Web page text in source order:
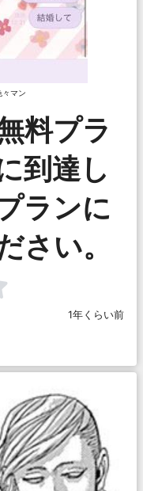
々マン
料プラ
到達し
ランに
さい。
1年くらい前